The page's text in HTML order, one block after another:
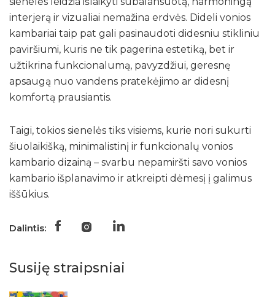
interjerą ir vizualiai nemažina erdvės. Dideli vonios
kambariai taip pat gali pasinaudoti didesniu stikliniu
paviršiumi, kuris ne tik pagerina estetiką, bet ir
užtikrina funkcionalumą, pavyzdžiui, geresnę
apsaugą nuo vandens pratekėjimo ar didesnį
komfortą prausiantis.
Taigi, tokios sienelės tiks visiems, kurie nori sukurti
šiuolaikišką, minimalistinį ir funkcionalų vonios
kambario dizainą – svarbu nepamiršti savo vonios
kambario išplanavimo ir atkreipti dėmesį į galimus
iššūkius.
Dalintis:
Susiję straipsniai